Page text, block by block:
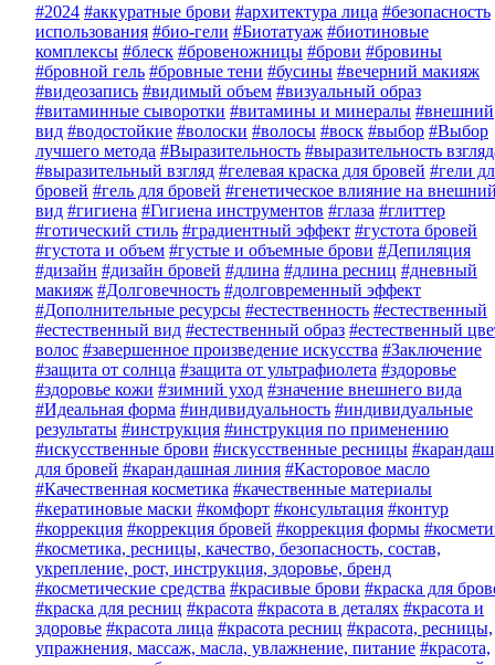
#2024 #аккуратные брови #архитектура лица #безопасность
использования #био-гели #Биотатуаж #биотиновые
комплексы #блеск #бровеножницы #брови #бровины
#бровной гель #бровные тени #бусины #вечерний макияж
#видеозапись #видимый объем #визуальный образ
#витаминные сыворотки #витамины и минералы #внешний
вид #водостойкие #волоски #волосы #воск #выбор #Выбор
лучшего метода #Выразительность #выразительность
#выразительный взгляд #гелевая краска для бровей #гели
бровей #гель для бровей #генетическое влияние на
вид #гигиена #Гигиена инструментов #глаза #глиттер
#готический стиль #градиентный эффект #густота бровей
#густота и объем #густые и объемные брови #Депиляция
#дизайн #дизайн бровей #длина #длина ресниц #дневный
макияж #Долговечность #долговременный эффект
#Дополнительные ресурсы #естественность #естественный
#естественный вид #естественный образ #естественный
волос #завершенное произведение искусства #Заключение
#защита от солнца #защита от ультрафиолета #здоровье
#здоровье кожи #зимний уход #значение внешнего вида
#Идеальная форма #индивидуальность #индивидуальные
результаты #инструкция #инструкция по применению
#искусственные брови #искусственные ресницы #карандаш
для бровей #карандашная линия #Касторовое масло
#Качественная косметика #качественные материалы
#кератиновые маски #комфорт #консультация #контур
#коррекция #коррекция бровей #коррекция формы
#косметика, ресницы, качество, безопасность, состав,
укрепление, рост, инструкция, здоровье, бренд
#косметические средства #красивые брови #краска для
#краска для ресниц #красота #красота в деталях #красота и
здоровье #красота лица #красота ресниц #красота, ресницы,
упражнения, массаж, масла, увлажнение, питание #красота,